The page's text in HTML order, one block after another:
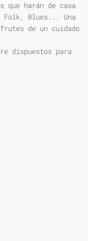
que harán de casa
Blues... Una
de un cuidado
dispuestos para